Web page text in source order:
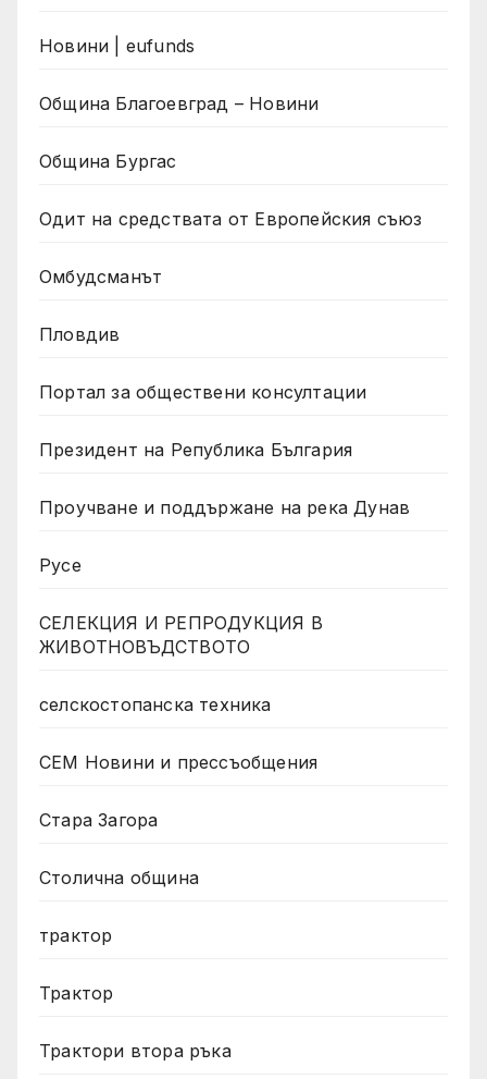
Новини | eufunds
Община Благоевград – Новини
Община Бургас
Одит на средствата от Европейския съюз
Омбудсманът
Пловдив
Портал за обществени консултации
Президент на Република България
Проучване и поддържане на река Дунав
Русе
СЕЛЕКЦИЯ И РЕПРОДУКЦИЯ В
ЖИВОТНОВЪДСТВОТО
селскостопанска техника
СЕМ Новини и прессъобщения
Стара Загора
Столична община
трактор
Трактор
Трактори втора ръка